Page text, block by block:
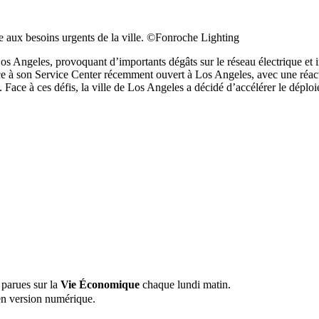
aux besoins urgents de la ville. ©Fonroche Lighting
Angeles, provoquant d’importants dégâts sur le réseau électrique
à son Service Center récemment ouvert à Los Angeles, avec une
Face à ces défis, la ville de Los Angeles a décidé d’accélérer le
sur la Vie Économique chaque lundi matin.
version numérique.